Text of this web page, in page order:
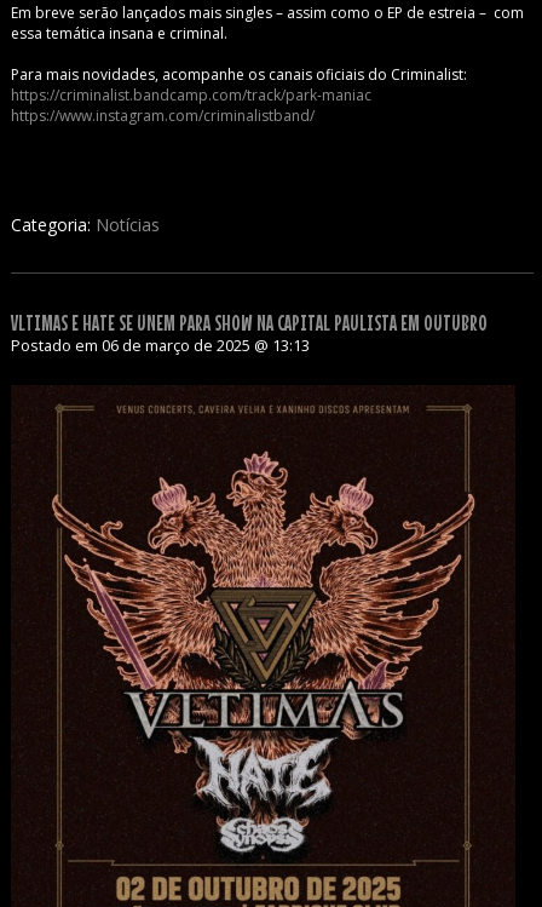
Em breve serão lançados mais singles – assim como o EP de estreia – com
essa temática insana e criminal.
Para mais novidades, acompanhe os canais oficiais do Criminalist:
https://criminalist.bandcamp.com/track/park-maniac
https://www.instagram.com/criminalistband/
Categoria: Notícias
VLTIMAS E HATE SE UNEM PARA SHOW NA CAPITAL PAULISTA EM OUTUBRO
Postado em 06 de março de 2025 @ 13:13